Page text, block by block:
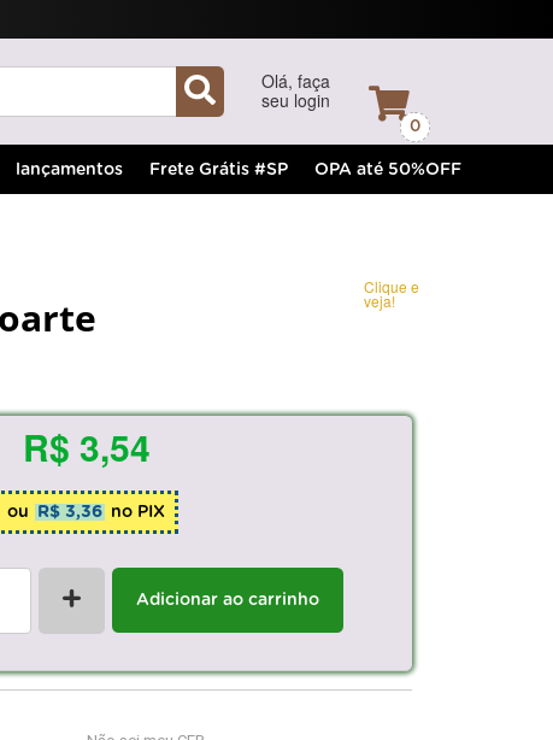
Olá, faça
seu login
0
lançamentos Frete Grátis #SP OPA até 50%OFF
Clique e
veja!
R$ 3,54
ou R$ 3,36 no PIX
+ Adicionar ao carrinho